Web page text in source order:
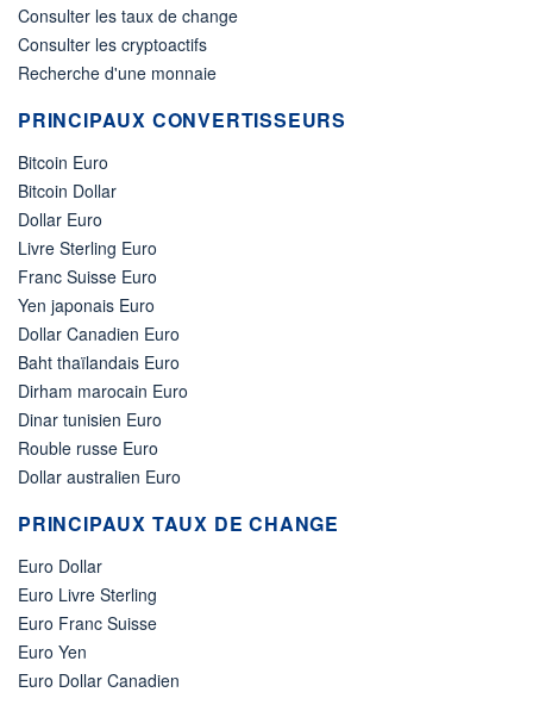
Consulter les taux de change
Consulter les cryptoactifs
Recherche d'une monnaie
PRINCIPAUX CONVERTISSEURS
Bitcoin Euro
Bitcoin Dollar
Dollar Euro
Livre Sterling Euro
Franc Suisse Euro
Yen japonais Euro
Dollar Canadien Euro
Baht thaïlandais Euro
Dirham marocain Euro
Dinar tunisien Euro
Rouble russe Euro
Dollar australien Euro
PRINCIPAUX TAUX DE CHANGE
Euro Dollar
Euro Livre Sterling
Euro Franc Suisse
Euro Yen
Euro Dollar Canadien